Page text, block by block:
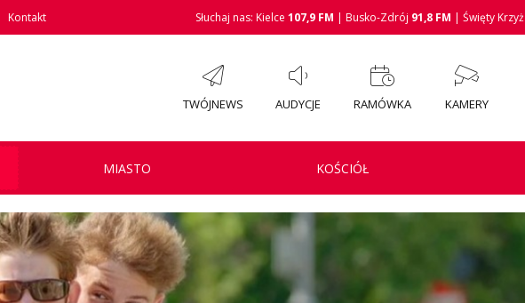
Kontakt Słuchaj nas: Kielce 107,9 FM | Busko-Zdrój 91,8 FM | Święty Krzyż
TWÓJNEWS AUDYCJE RAMÓWKA KAMERY
MIASTO KOŚCIÓŁ